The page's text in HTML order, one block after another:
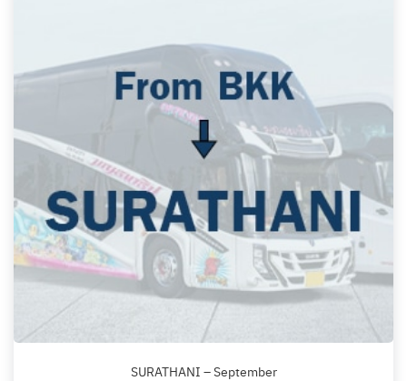
SURATHANI – September